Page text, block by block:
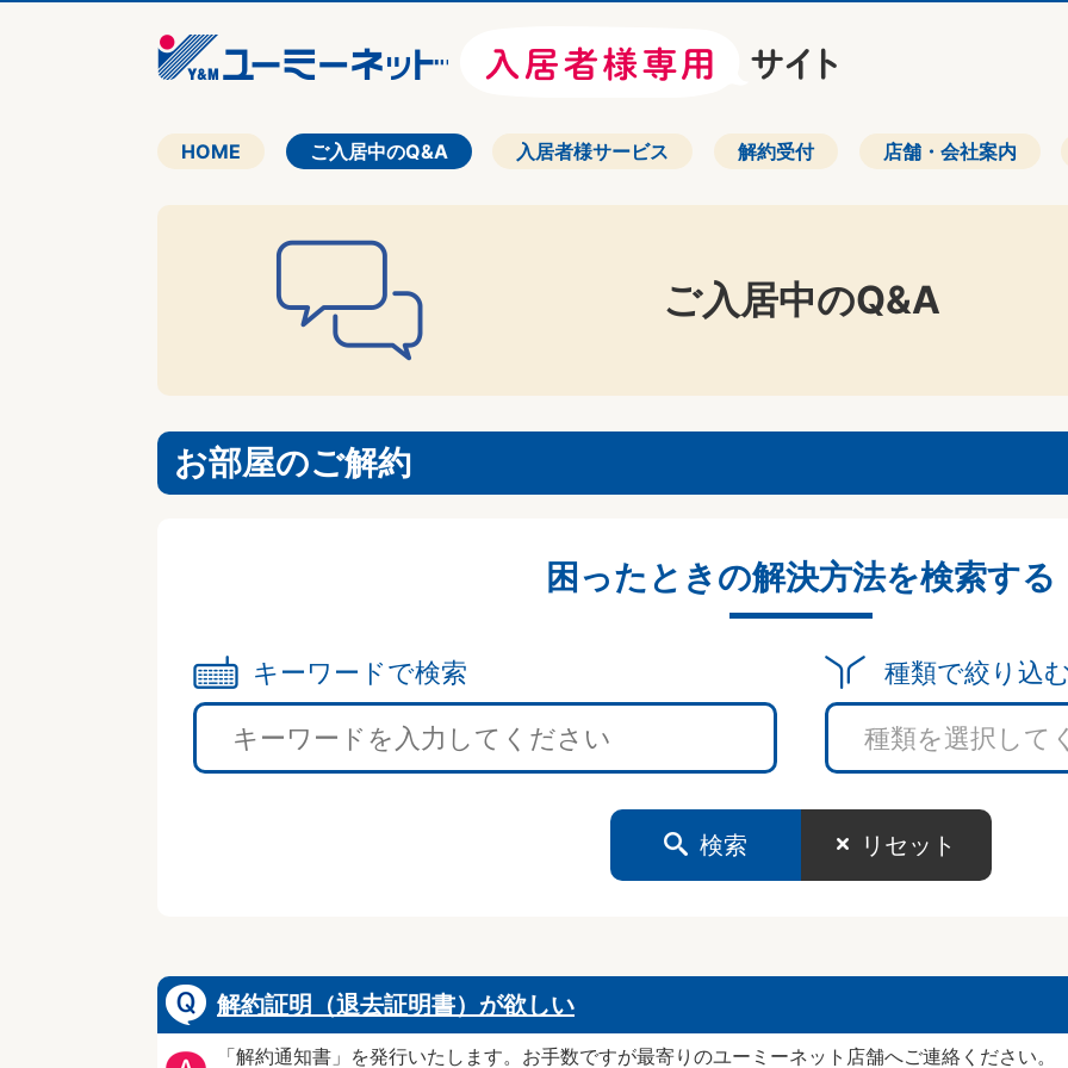
HOME ご入居中のQ&A 入居者様サービス 解約受付 店舗・会社案内
ご入居中のQ&A
お部屋のご解約
困ったときの解決方法を検索する
キーワードで検索 種類で絞り込
検索 リセット
解約証明（退去証明書）が欲しい
「解約通知書」を発行いたします。お手数ですが最寄りのユーミーネット店舗へご連絡ください。